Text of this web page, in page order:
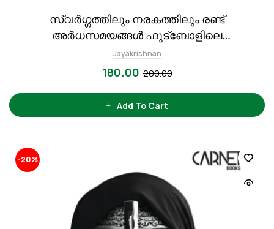
സ്വർഗ്ഗത്തിലും നരകത്തിലും രണ്ട്
അർധസമയങ്ങൾ ഫുട്‍ബോളിലെ
ലോകസാഹിത്യം
Jayakrishnan
200.00
180.00
Add To Cart
-20%